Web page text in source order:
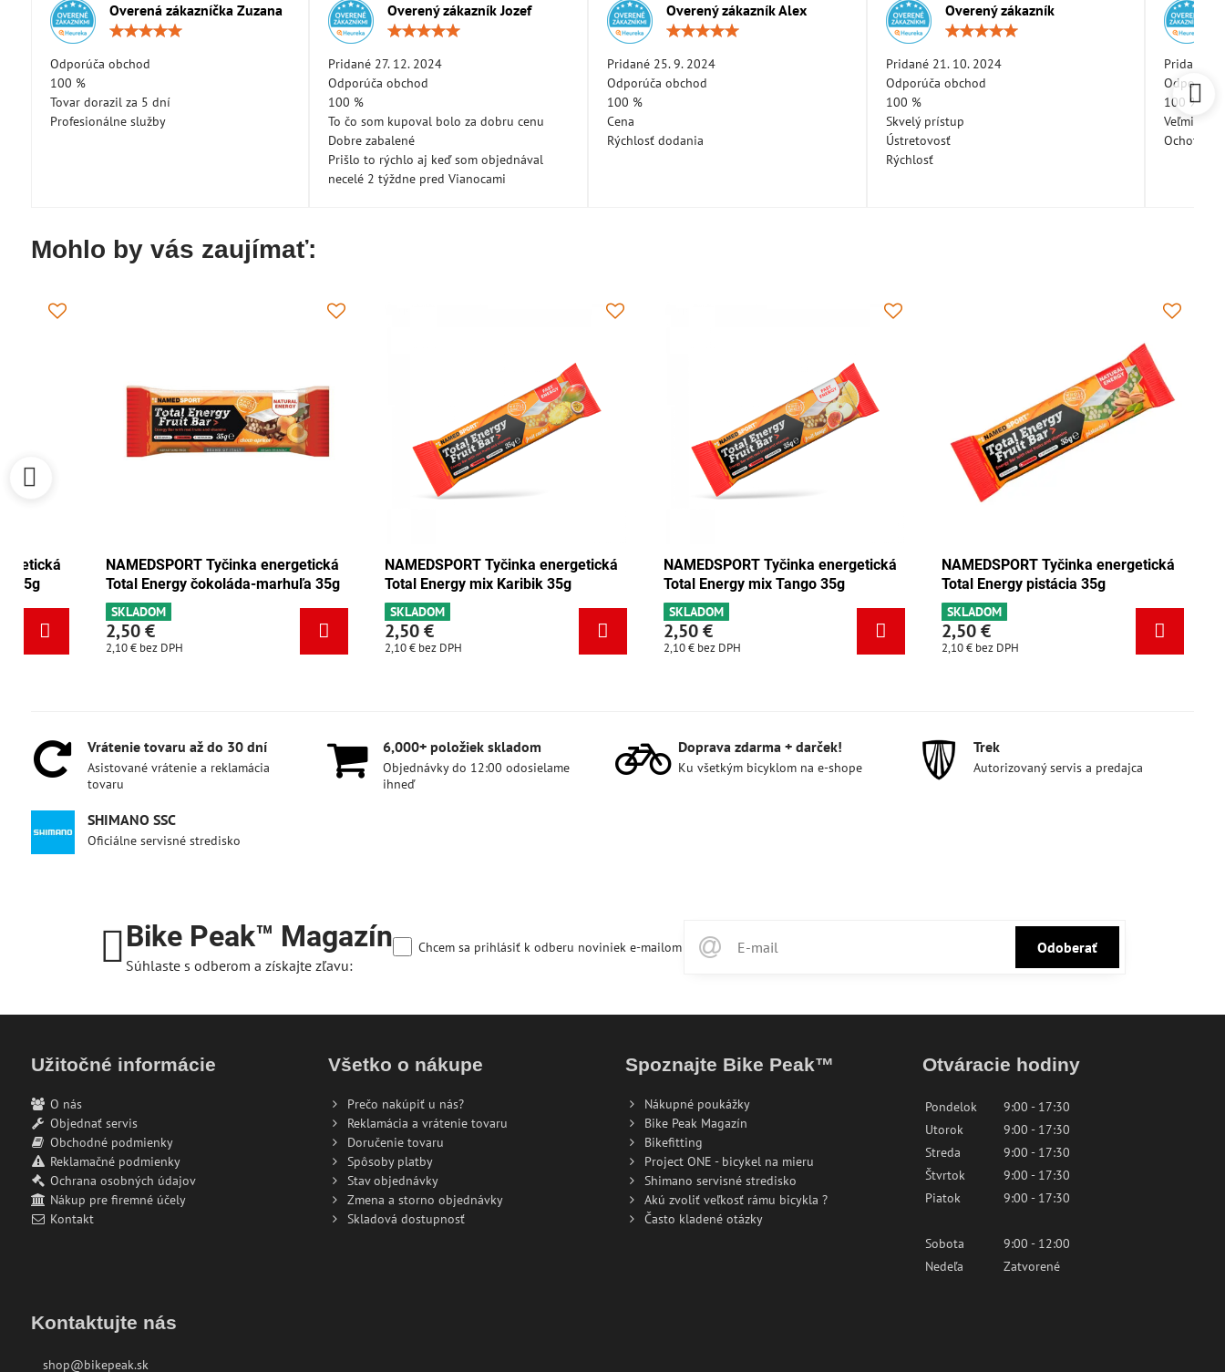
Overená zákazníčka Zuzana
Odporúča obchod
100 %
Tovar dorazil za 5 dní
Profesionálne služby
Overený zákazník Jozef
Pridané 27. 12. 2024
Odporúča obchod
100 %
To čo som kupoval bolo za dobru cenu
Dobre zabalené
Prišlo to rýchlo aj keď som objednával
necelé 2 týždne pred Vianocami
Overený zákazník Alex
Pridané 25. 9. 2024
Odporúča obchod
100 %
Cena
Rýchlosť dodania
Overený zákazník
Pridané 21. 10. 2024
Odporúča obchod
100 %
Skvelý prístup
Ústretovosť
Rýchlosť
Pridané
Odporúča
100 %
Veľmi
Ochotná
Mohlo by vás zaujímať:
NAMEDSPORT Tyčinka energetická
Total Energy brusnica-orech 35g
SKLADOM
2,50 €
bez DPH
NAMEDSPORT Tyčinka energetická
Total Energy čokoláda-marhuľa 35g
SKLADOM
2,50 €
bez DPH
NAMEDSPORT Tyčinka energetická
Total Energy mix Karibik 35g
SKLADOM
2,50 €
bez DPH
NAMEDSPORT Tyčinka energetická
Total Energy mix Tango 35g
SKLADOM
2,50 €
bez DPH
SKLADOM
2,50 €
Vrátenie tovaru až do 30 dní
Asistované vrátenie a reklamácia
tovaru
6,000+ položiek skladom
Objednávky do 12:00 odosielame
ihneď
Doprava zdarma + darček!
Ku všetkým bicyklom na e-shope
Trek
Autorizovaný servis a predajca
SHIMANO SSC
Oficiálne servisné stredisko
Bike Peak™ Magazín
Súhlaste s odberom a získajte zľavu:
Odoberať
Chcem sa prihlásiť k odberu noviniek e-mailom
Užitočné informácie
O nás
Objednať servis
Obchodné podmienky
Reklamačné podmienky
Ochrana osobných údajov
Nákup pre firemné účely
Kontakt
Všetko o nákupe
Prečo nakúpiť u nás?
Reklamácia a vrátenie tovaru
Doručenie tovaru
Spôsoby platby
Stav objednávky
Zmena a storno objednávky
Skladová dostupnosť
Spoznajte Bike Peak™
Nákupné poukážky
Bike Peak Magazín
Bikefitting
Project ONE - bicykel na mieru
Shimano servisné stredisko
Akú zvoliť veľkosť rámu bicykla ?
Často kladené otázky
Otváracie hodiny
Pondelok
9:00 - 17:30
Utorok
9:00 - 17:30
Streda
9:00 - 17:30
Štvrtok
9:00 - 17:30
Piatok
9:00 - 17:30
Sobota
9:00 - 12:00
Nedeľa
Zatvorené
Kontaktujte nás
shop@bikepeak.sk